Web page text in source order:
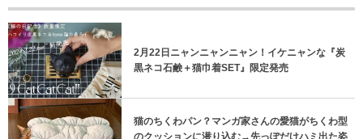
2月22日ニャンニャンニャン！イケニャンな『炭
黒ネコ石鹸＋猫巾着SET』限定発売
猫のちくわパン？マンガ家さんの愛猫がちくわ型
のクッションに潜り込む→先っぽだけハミ出た姿